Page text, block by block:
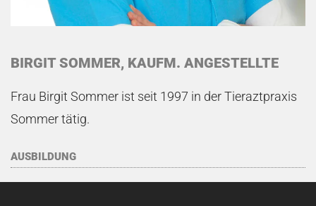
BIRGIT SOMMER, KAUFM. ANGESTELLTE
Frau Birgit Sommer ist seit 1997 in der Tieraztpraxis
Sommer tätig.
AUSBILDUNG